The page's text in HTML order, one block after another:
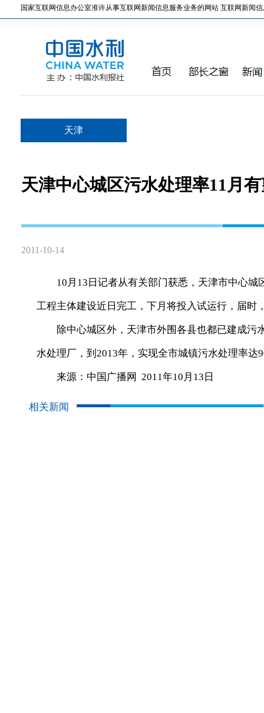
国家互联网信息办公室准许从事互联网新闻信息服务业务的网站 互联网新闻信
天津
天津中心城区污水处理率11月
2011-10-14
10月13日记者从有关部门获悉，天津市中心城
工程主体建设近日完工，下月将投入试运行，届时
除中心城区外，天津市外围各县也都已建成污
水处理厂，到2013年，实现全市城镇污水处理率达
来源：中国广播网 2011年10月13日
相关新闻